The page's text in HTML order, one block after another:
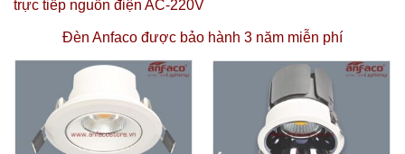
trực tiếp nguồn điện AC-220V
Đèn Anfaco được bảo hành 3 năm miễn phí